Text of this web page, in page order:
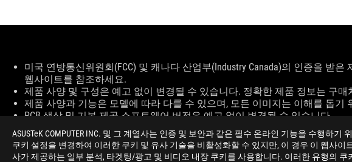
ASUSTeK COMPUTER INC. 및 그 계열사는 인증 및 보안과 같은 필수 온라인 기능을 수행하
쿠키 설정을 변경하여 이러한 쿠키 및 유사 기술을 비활성화할 수 있지만, 이 경우 이 웹사이
사가 제공하는 일부 분석, 타겟팅/광고 및 비디오 내장 쿠키를 사용합니다. 이러한 유형의
Disclaimer
미국 연방통신위원회(FCC) 및 캐나다 산업부(Industry Canada)의 인증을 받
웹사이트를 참조하세요.
제품 사양 및 구성은 예고 없이 변경될 수 있습니다. 정확한 제품 정보는 구
제품 사양과 기능은 모델에 따라 다를 수 있으며, 모든 이미지는 이해를 돕
PCB 색상 및 기본 제공 소프트웨어 버전은 예고 없이 변경될 수 있습니다.
본 문서에 언급된 브랜드명 및 제품명은 각 소유권자의 등록상표 또는 상표입
별도 표기가 없는 한, 모든 성능 수치는 이론적 성능을 기준으로 하며 실제
USB 3.0, USB 3.1, USB 3.2 및 USB Type-C의 실제 데이터 전송 속도는 호스트